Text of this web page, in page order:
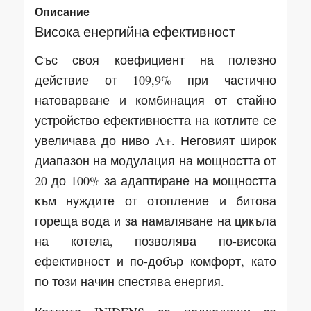
Описание
Висока енергийна ефективност
Със своя коефициент на полезно
действие от 109,9% при частично
натоварване и комбинация от стайно
устройство ефективността на котлите се
увеличава до ниво A+. Неговият широк
диапазон на модулация на мощността от
20 до 100% за адаптиране на мощността
към нуждите от отопление и битова
гореща вода и за намаляване на цикъла
на котела, позволява по-висока
ефективност и по-добър комфорт, като
по този начин спестява енергия.